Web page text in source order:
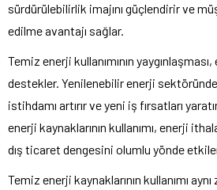
sürdürülebilirlik imajını güçlendirir ve
edilme avantajı sağlar.
Temiz enerji kullanımının
destekler. Yenilenebilir enerji sektöründe
istihdamı artırır ve yeni iş fırsatları
enerji kaynaklarının kullanımı, enerji
dış ticaret dengesini olumlu yönde
Temiz enerji kaynaklarının kullanımı